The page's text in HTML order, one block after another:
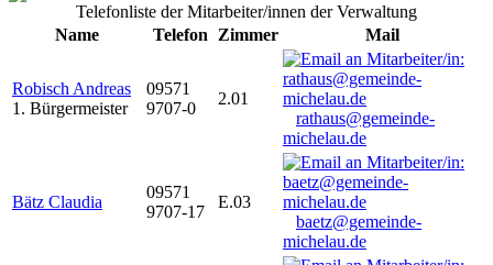
Telefonliste der Mitarbeiter/innen der Verwaltung
Name
Telefon Zimmer Mail
Robisch Andreas
1. Bürgermeister
09571
9707-0
2.01
rathaus@gemeinde-
michelau.de
Bätz Claudia
09571
9707-17
E.03
baetz@gemeinde-
michelau.de